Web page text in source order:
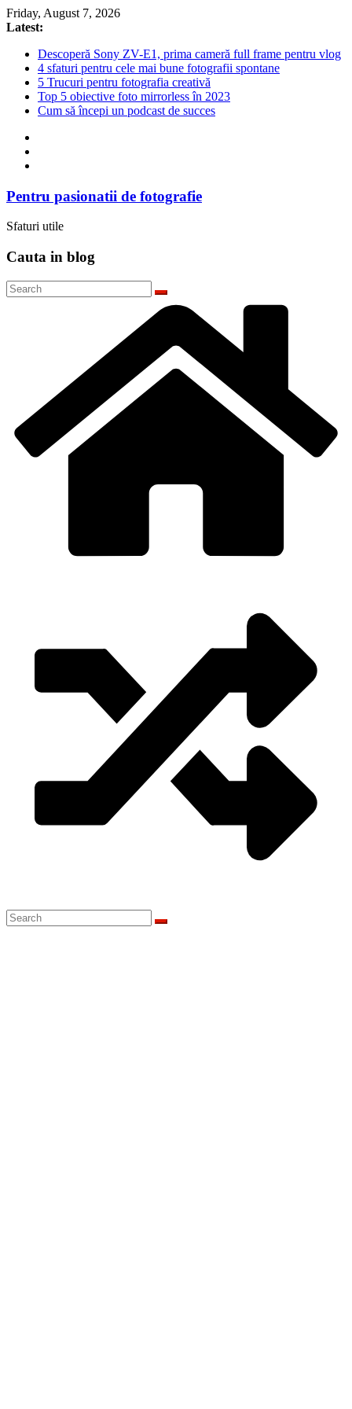
Skip
to
Friday, August 7, 2026
Latest:
Descoperă Sony ZV-E1, prima cameră full frame pentru vlog
4 sfaturi pentru cele mai bune fotografii spontane
5 Trucuri pentru fotografia creativă
Top 5 obiective foto mirrorless în 2023
Cum să începi un podcast de succes
Pentru pasionatii de fotografie
Sfaturi utile
Cauta in blog